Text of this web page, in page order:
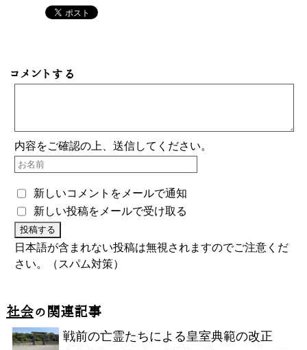
コメントする
内容をご確認の上、送信してください。
新しいコメントをメールで通知
新しい投稿をメールで受け取る
日本語が含まれない投稿は無視されますのでご注意くだ
さい。（スパム対策）
社会の関連記事
戦前の亡霊たちによる皇室典範の改正